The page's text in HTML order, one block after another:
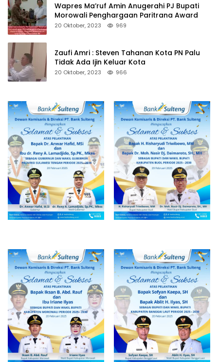
Wapres Ma’ruf Amin Anugerahi PJ Bupati
Morowali Penghargaan Paritrana Award
20 Oktober, 2023 969
Zaufi Amri : Steven Tahanan Kota PN Palu
Tidak Ada Ijin Keluar Kota
20 Oktober, 2023 966